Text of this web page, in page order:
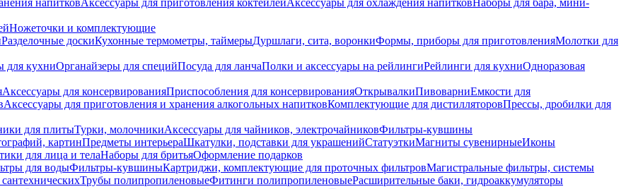
напитковАксессуары для приготовления коктейлейАксессуары для охлаждения напитковНаборы для бара, мини-
Ножеточки и комплектующие
Разделочные доскиКухонные термометры, таймерыДуршлаги, сита, воронкиФормы, приборы для приготовленияМолотки для
для кухниОрганайзеры для специйПосуда для ланчаПолки и аксессуары на рейлингиРейлинги для кухниОдноразовая
Аксессуары для консервированияПриспособления для консервированияОткрывалкиПивоварниЕмкости для
Аксессуары для приготовления и хранения алкогольных напитковКомплектующие для дистилляторовПрессы, дробилки для
для плитыТурки, молочникиАксессуары для чайников, электрочайниковФильтры-кувшины
картинПредметы интерьераШкатулки, подставки для украшенийСтатуэткиМагниты сувенирныеИконы
для лица и телаНаборы для бритьяОформление подарков
для водыФильтры-кувшиныКартриджи, комплектующие для проточных фильтровМагистральные фильтры, системы
Трубы полипропиленовыеФитинги полипропиленовыеРасширительные баки, гидроаккумуляторы